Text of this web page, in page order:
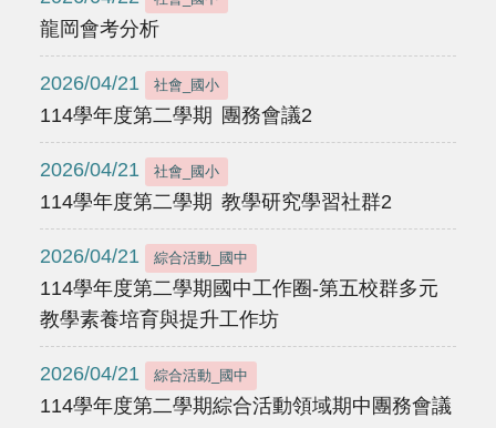
龍岡會考分析
2026/04/21 社會_國小
114學年度第二學期 團務會議2
2026/04/21 社會_國小
114學年度第二學期 教學研究學習社群2
2026/04/21 綜合活動_國中
114學年度第二學期國中工作圈-第五校群多元
教學素養培育與提升工作坊
2026/04/21 綜合活動_國中
114學年度第二學期綜合活動領域期中團務會議